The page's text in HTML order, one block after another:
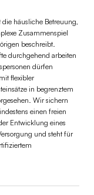
häusliche Betreuung,
Zusammenspiel
beschreibt.
durchgehend arbeiten
dürfen
flexibler
in begrenztem
Wir sichern
einen freien
Entwicklung eines
und steht für